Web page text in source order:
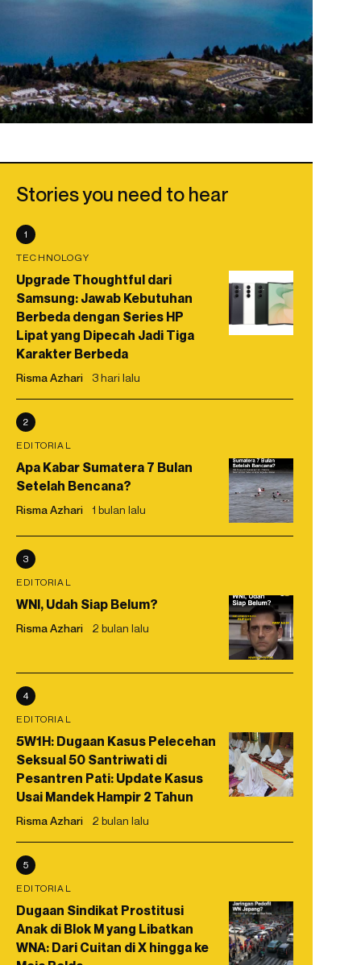
Stories you need to hear
1
TECHNOLOGY
Upgrade Thoughtful dari
Samsung: Jawab Kebutuhan
Berbeda dengan Series HP
Lipat yang Dipecah Jadi Tiga
Karakter Berbeda
Risma Azhari 3 hari lalu
2
EDITORIAL
Apa Kabar Sumatera 7 Bulan
Setelah Bencana?
Risma Azhari 1 bulan lalu
3
EDITORIAL
WNI, Udah Siap Belum?
Risma Azhari 2 bulan lalu
4
EDITORIAL
5W1H: Dugaan Kasus Pelecehan
Seksual 50 Santriwati di
Pesantren Pati: Update Kasus
Usai Mandek Hampir 2 Tahun
Risma Azhari 2 bulan lalu
5
EDITORIAL
Dugaan Sindikat Prostitusi
Anak di Blok M yang Libatkan
WNA: Dari Cuitan di X hingga ke